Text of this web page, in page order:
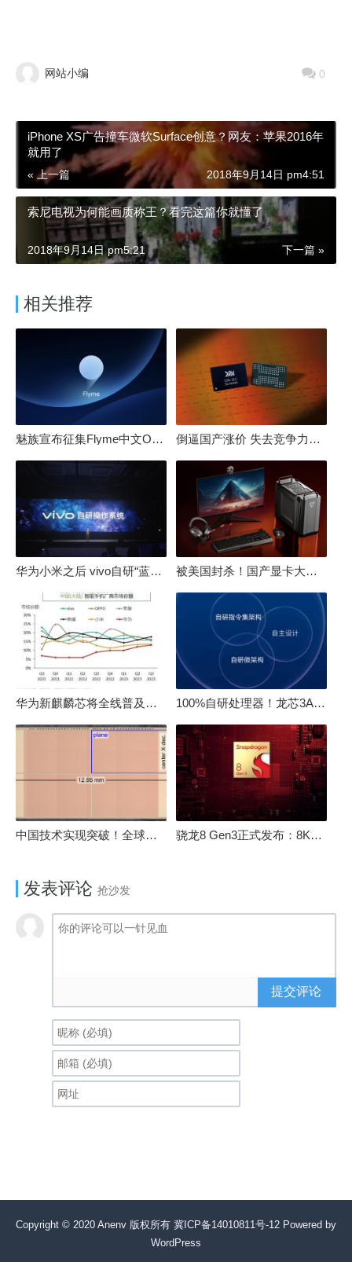
网站小编 0
iPhone XS广告撞车微软Surface创意？网友：苹果2016年
就用了
« 上一篇 2018年9月14日 pm4:51
索尼电视为何能画质称王？看完这篇你就懂了
下一篇 »
2018年9月14日 pm5:21
相关推荐
魅族宣布征集Flyme中文OS名：要像鸿蒙、澎湃一样响亮 倒逼国产涨价 失去竞争力！三星要减产50%：SSD必须涨价
华为小米之后 vivo自研“蓝河”操作系统重磅发布 被美国封杀！国产显卡大厂：中国GPU不存在至暗时刻
华为新麒麟芯将全线普及！高中低端全面采用 改写竞争格局 100%自研处理器！龙芯3A6000评测：与10代酷睿互有胜负
中国技术实现突破！全球最先进的3D NAND存储芯片被发现 骁龙8 Gen3正式发布：8K240手游成真！AI性能飙升98％
发表评论 抢沙发
提交评论
Copyright © 2020 Anenv 版权所有 冀ICP备14010811号-12 Powered by
WordPress